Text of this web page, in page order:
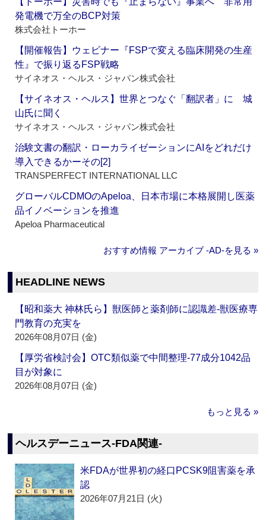
発電機で万全のBCP対策
株式会社トーホー
【開催報告】ウェビナー『FSPで変える臨床開発の生産
性』で振り返るFSP戦略
サイネオス・ヘルス・ジャパン株式会社
【サイネオス・ヘルス】世界とつなぐ「翻訳者」に 城
山氏に聞く
サイネオス・ヘルス・ジャパン株式会社
治験文書の翻訳・ローカライゼーションにAIをどれだけ
導入できるかーその[2]
TRANSPERFECT INTERNATIONAL LLC
グローバルCDMOのApeloa、日本市場に本格展開し医薬
品イノベーションを推進
Apeloa Pharmaceutical
おすすめ情報 アーカイブ ‐AD‐を見る »
HEADLINE NEWS
【昭和薬大 神林氏ら】獣医師と薬剤師に認識差‐獣医療専
門教育の充実を
2026年08月07日 (金)
【厚労省検討会】OTC類似薬で中間整理‐77成分1042品
目が対象に
2026年08月07日 (金)
もっと見る »
ヘルスデーニュース‐FDA関連‐
米FDAが世界初の経口PCSK9阻害薬を承
認
2026年07月21日 (火)